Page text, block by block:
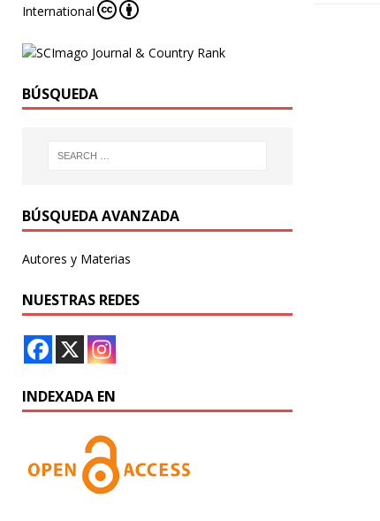
International
BÚSQUEDA
BÚSQUEDA AVANZADA
Autores y Materias
NUESTRAS REDES
INDEXADA EN